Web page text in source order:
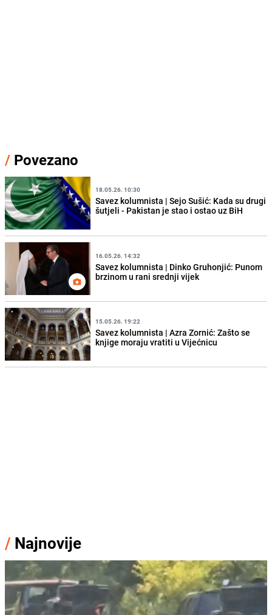
/ Povezano
18.05.26. 10:30
Savez kolumnista | Sejo Sušić: Kada su drugi
šutjeli - Pakistan je stao i ostao uz BiH
16.05.26. 14:32
Savez kolumnista | Dinko Gruhonjić: Punom
brzinom u rani srednji vijek
15.05.26. 19:22
Savez kolumnista | Azra Zornić: Zašto se
knjige moraju vratiti u Vijećnicu
/ Najnovije